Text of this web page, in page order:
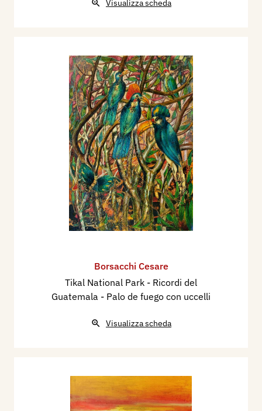
Visualizza scheda
Borsacchi Cesare
Tikal National Park - Ricordi del
Guatemala - Palo de fuego con uccelli
Visualizza scheda